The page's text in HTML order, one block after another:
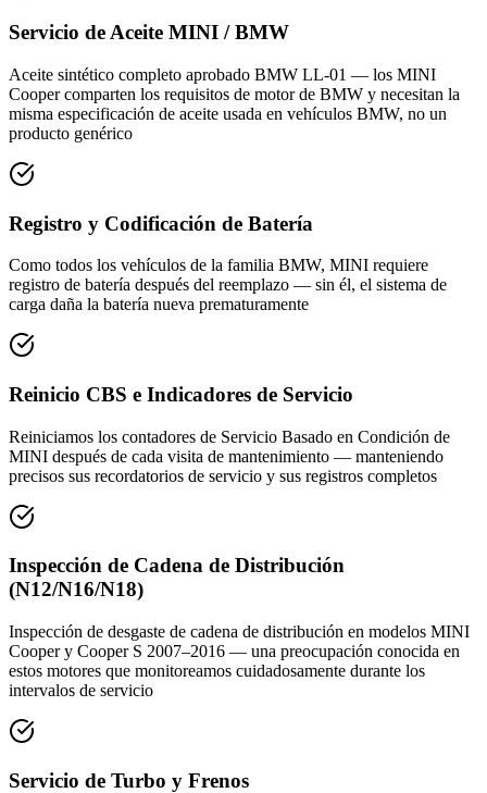
Servicio de Aceite MINI / BMW
Aceite sintético completo aprobado BMW LL-01 — los MINI
Cooper comparten los requisitos de motor de BMW y necesitan la
misma especificación de aceite usada en vehículos BMW, no un
producto genérico
Registro y Codificación de Batería
Como todos los vehículos de la familia BMW, MINI requiere
registro de batería después del reemplazo — sin él, el sistema de
carga daña la batería nueva prematuramente
Reinicio CBS e Indicadores de Servicio
Reiniciamos los contadores de Servicio Basado en Condición de
MINI después de cada visita de mantenimiento — manteniendo
precisos sus recordatorios de servicio y sus registros completos
Inspección de Cadena de Distribución
(N12/N16/N18)
Inspección de desgaste de cadena de distribución en modelos MINI
Cooper y Cooper S 2007–2016 — una preocupación conocida en
estos motores que monitoreamos cuidadosamente durante los
intervalos de servicio
Servicio de Turbo y Frenos